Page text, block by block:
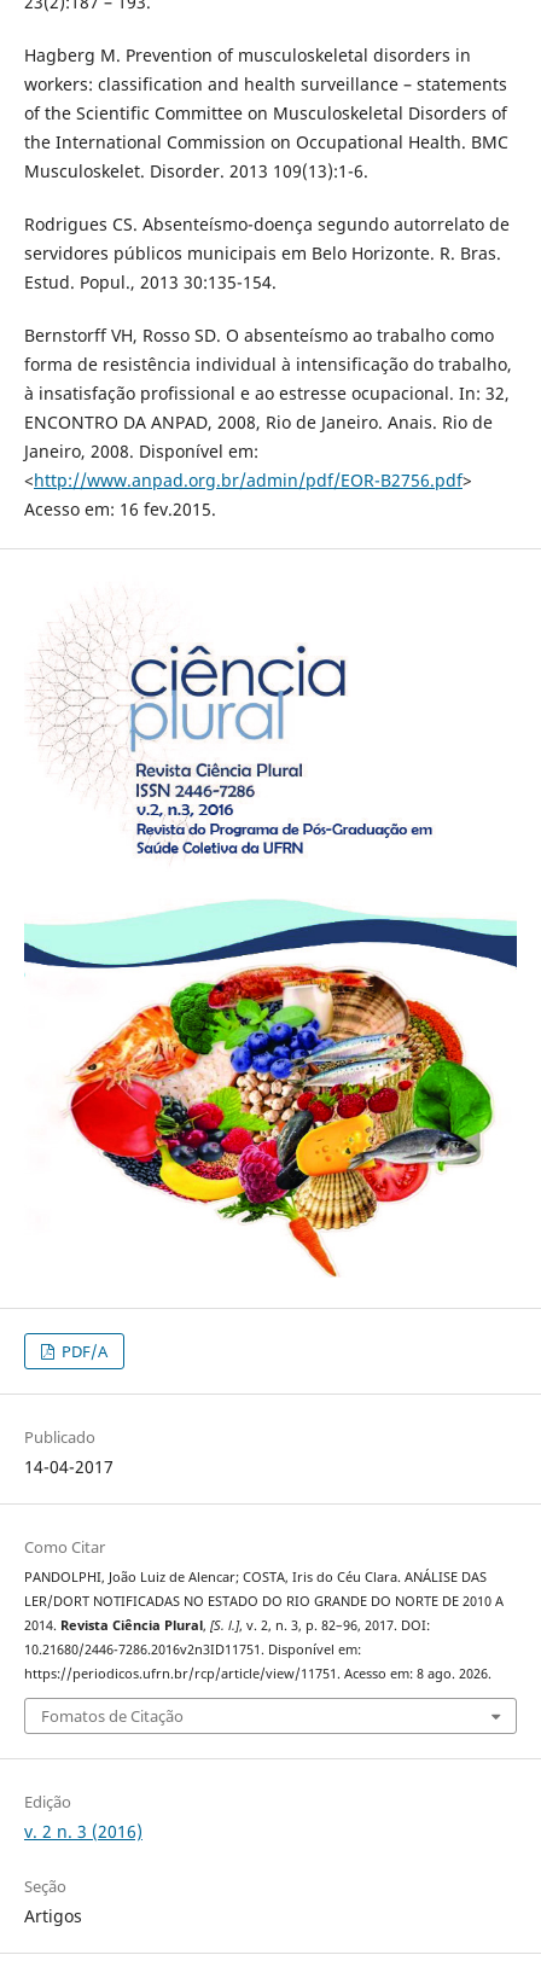
Hagberg M. Prevention of musculoskeletal disorders in
workers: classification and health surveillance – statements
of the Scientific Committee on Musculoskeletal Disorders of
the International Commission on Occupational Health. BMC
Musculoskelet. Disorder. 2013 109(13):1-6.
Rodrigues CS. Absenteísmo-doença segundo autorrelato de
servidores públicos municipais em Belo Horizonte. R. Bras.
Estud. Popul., 2013 30:135-154.
Bernstorff VH, Rosso SD. O absenteísmo ao trabalho como
forma de resistência individual à intensificação do trabalho,
à insatisfação profissional e ao estresse ocupacional. In: 32,
ENCONTRO DA ANPAD, 2008, Rio de Janeiro. Anais. Rio de
Janeiro, 2008. Disponível em:
<http://www.anpad.org.br/admin/pdf/EOR-B2756.pdf>
Acesso em: 16 fev.2015.
PDF/A
Publicado
14-04-2017
Como Citar
PANDOLPHI, João Luiz de Alencar; COSTA, Iris do Céu Clara. ANÁLISE DAS
LER/DORT NOTIFICADAS NO ESTADO DO RIO GRANDE DO NORTE DE 2010 A
2014. Revista Ciência Plural, [S. l.], v. 2, n. 3, p. 82–96, 2017. DOI:
10.21680/2446-7286.2016v2n3ID11751. Disponível em:
https://periodicos.ufrn.br/rcp/article/view/11751. Acesso em: 8 ago. 2026.
Fomatos de Citação
Edição
v. 2 n. 3 (2016)
Seção
Artigos